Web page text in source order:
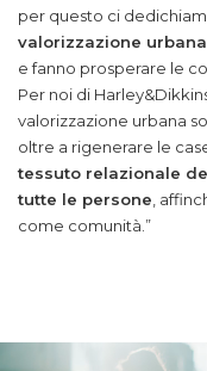
per questo ci
valorizzazione urbana
e fanno prosperare le
Per noi di
valorizzazione urbana
oltre a rigenerare le
tessuto relazionale
tutte le persone ,
come comunità.”